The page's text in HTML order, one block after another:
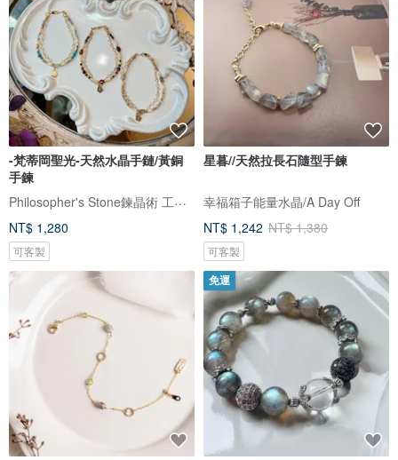
-梵蒂岡聖光-天然水晶手鏈/黃銅
手鍊
Philosopher's Stone鍊晶術 工作室
NT$ 1,280
可客製
星暮//天然拉長石隨型手鍊
幸福箱子能量水晶/A Day Off
NT$ 1,242 NT$ 1,380
可客製
免運